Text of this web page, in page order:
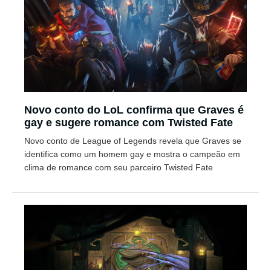
Novo conto do LoL confirma que Graves é
gay e sugere romance com Twisted Fate
Novo conto de League of Legends revela que Graves se
identifica como um homem gay e mostra o campeão em
clima de romance com seu parceiro Twisted Fate